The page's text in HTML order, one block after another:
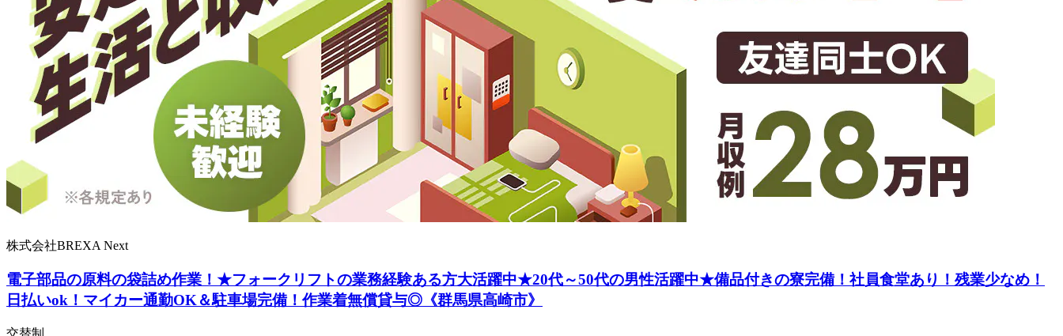
株式会社BREXA Next
電子部品の原料の袋詰め作業！★フォークリフトの業務経験ある方大活躍中★20代～50代の男性活躍中★備品付きの寮完備！社員食堂あり！残業少なめ！
日払いok！マイカー通勤OK＆駐車場完備！作業着無償貸与◎《群馬県高崎市》
交替制